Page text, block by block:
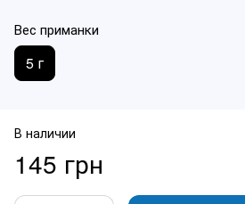
Вес приманки
5 г
В наличии
145 грн